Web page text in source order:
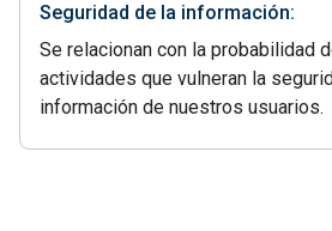
Seguridad de la información:
Se relacionan con la probabilidad
actividades que vulneran la
información de nuestros usuarios.